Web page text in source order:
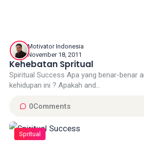
Motivator Indonesia
November 18, 2011
Kehebatan Spritual
Spiritual Success Apa yang benar-benar
kehidupan ini ? Apakah and...
0Comments
Spritual